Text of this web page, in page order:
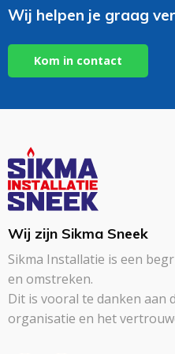
Wij helpen je graag
Kom in contact
Wij zijn Sikma Sneek
Sikma Installatie is een
en omstreken.
Dit is vooral te danken aan
organisatie en het